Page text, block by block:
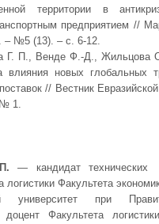
территории в
предприятием //
– №5 (13). – с. 6-12.
Г. П., Венде Ф.-Д.,
влияния новых глобальных
// Вестник
1.
— кандидат технических
логистики Факультета
университет при
доцент Факультета